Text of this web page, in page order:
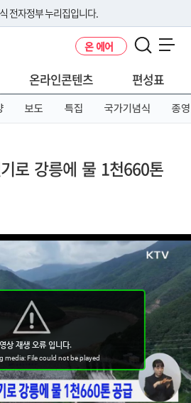
전자정부 누리집입니다.
도메인 주소를 사용하고 있다면 아래 URL에
요
온 에어
온라인콘텐츠 편성표
보도 특집 국가기념식 종영
로 강릉에 물 1천660톤